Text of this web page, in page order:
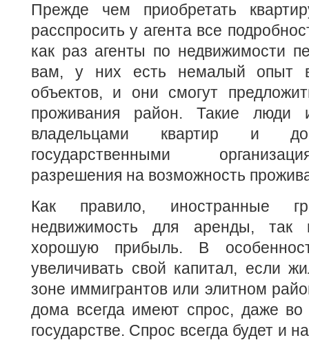
Прежде чем приобретать
расспросить у агента все
как раз агенты по недвижимости
вам, у них есть немалый опыт
объектов, и они смогут
проживания район. Такие люди
владельцами квартир и
государственными
разрешения на возможность
Как правило, иностранные
недвижимость для аренды, так
хорошую прибыль. В
увеличивать свой капитал, если
зоне иммигрантов или элитном
дома всегда имеют спрос, даже во
государстве. Спрос всегда будет и